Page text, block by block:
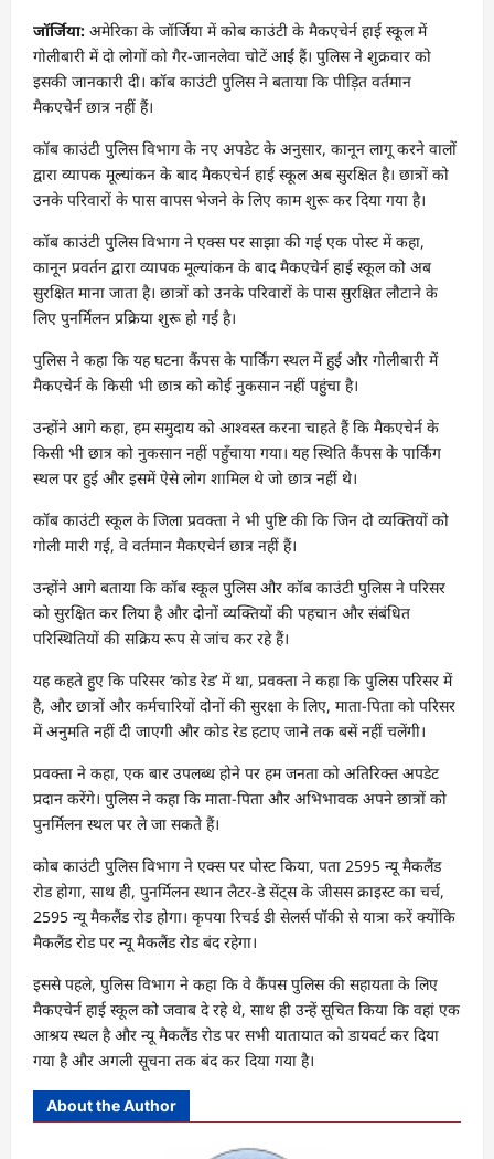
जॉर्जिया: अमेरिका के जॉर्जिया में कोब काउंटी के मैकएचेर्न हाई स्कूल में
गोलीबारी में दो लोगों को गैर-जानलेवा चोटें आईं हैं। पुलिस ने शुक्रवार को
इसकी जानकारी दी। कॉब काउंटी पुलिस ने बताया कि पीड़ित वर्तमान
मैकएचेर्न छात्र नहीं हैं।
कॉब काउंटी पुलिस विभाग के नए अपडेट के अनुसार, कानून लागू करने वालों
द्वारा व्यापक मूल्यांकन के बाद मैकएचेर्न हाई स्कूल अब सुरक्षित है। छात्रों को
उनके परिवारों के पास वापस भेजने के लिए काम शुरू कर दिया गया है।
कॉब काउंटी पुलिस विभाग ने एक्स पर साझा की गई एक पोस्ट में कहा,
कानून प्रवर्तन द्वारा व्यापक मूल्यांकन के बाद मैकएचेर्न हाई स्कूल को अब
सुरक्षित माना जाता है। छात्रों को उनके परिवारों के पास सुरक्षित लौटाने के
लिए पुनर्मिलन प्रक्रिया शुरू हो गई है।
पुलिस ने कहा कि यह घटना कैंपस के पार्किंग स्थल में हुई और गोलीबारी में
मैकएचेर्न के किसी भी छात्र को कोई नुकसान नहीं पहुंचा है।
उन्होंने आगे कहा, हम समुदाय को आश्वस्त करना चाहते हैं कि मैकएचेर्न के
किसी भी छात्र को नुकसान नहीं पहुँचाया गया। यह स्थिति कैंपस के पार्किंग
स्थल पर हुई और इसमें ऐसे लोग शामिल थे जो छात्र नहीं थे।
कॉब काउंटी स्कूल के जिला प्रवक्ता ने भी पुष्टि की कि जिन दो व्यक्तियों को
गोली मारी गई, वे वर्तमान मैकएचेर्न छात्र नहीं हैं।
उन्होंने आगे बताया कि कॉब स्कूल पुलिस और कॉब काउंटी पुलिस ने परिसर
को सुरक्षित कर लिया है और दोनों व्यक्तियों की पहचान और संबंधित
परिस्थितियों की सक्रिय रूप से जांच कर रहे हैं।
यह कहते हुए कि परिसर ‘कोड रेड’ में था, प्रवक्ता ने कहा कि पुलिस परिसर में
है, और छात्रों और कर्मचारियों दोनों की सुरक्षा के लिए, माता-पिता को परिसर
में अनुमति नहीं दी जाएगी और कोड रेड हटाए जाने तक बसें नहीं चलेंगी।
प्रवक्ता ने कहा, एक बार उपलब्ध होने पर हम जनता को अतिरिक्त अपडेट
प्रदान करेंगे। पुलिस ने कहा कि माता-पिता और अभिभावक अपने छात्रों को
पुनर्मिलन स्थल पर ले जा सकते हैं।
कोब काउंटी पुलिस विभाग ने एक्स पर पोस्ट किया, पता 2595 न्यू मैकलैंड
रोड होगा, साथ ही, पुनर्मिलन स्थान लैटर-डे सेंट्स के जीसस क्राइस्ट का चर्च,
2595 न्यू मैकलैंड रोड होगा। कृपया रिचर्ड डी सेलर्स पॉकी से यात्रा करें क्योंकि
मैकलैंड रोड पर न्यू मैकलैंड रोड बंद रहेगा।
इससे पहले, पुलिस विभाग ने कहा कि वे कैंपस पुलिस की सहायता के लिए
मैकएचेर्न हाई स्कूल को जवाब दे रहे थे, साथ ही उन्हें सूचित किया कि वहां एक
आश्रय स्थल है और न्यू मैकलैंड रोड पर सभी यातायात को डायवर्ट कर दिया
गया है और अगली सूचना तक बंद कर दिया गया है।
About the Author